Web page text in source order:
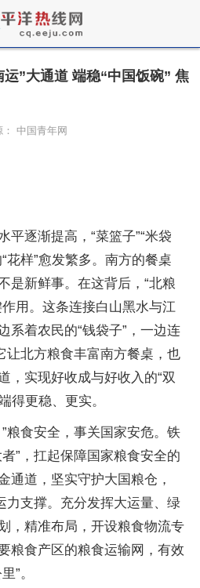
”大通道 端稳“中国饭碗” 焦
中国青年网
平逐渐提高，“菜篮子”“米袋
花样”愈发繁多。南方的餐桌
是新鲜事。在这背后，“北粮
用。这条连接白山黑水与江
系着农民的“钱袋子”，一边连
北方粮食丰富南方餐桌，也
，实现好收成与好收入的“双
得更稳、更实。
粮食安全，事关国家安危。铁
”，扛起保障国家粮食安全的
通道，坚实守护大国粮仓，
力支撑。充分发挥大运量、绿
，精准布局，开设粮食物流专
粮食产区的粮食运输网，有效
”。